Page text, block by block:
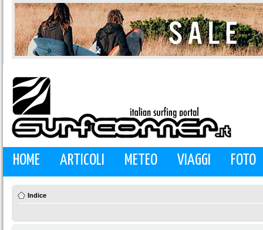
HOME ARTICOLI METEO VIAGGI FOTO
Indice